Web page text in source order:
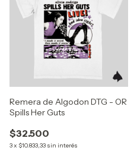
Remera de Algodon DTG - OR
Spills Her Guts
$32.500
3x $10.833,33 sin interés